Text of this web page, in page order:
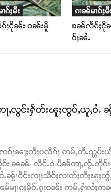
ၵ်ႈမီး
ငိုၼ်း ဝၼ်းမိူ
ၵၢၼ်မၢၵ်ႈမီ
ၶၼ်လႅၵ်ႈငို
ဝ်ႈၼႆႉ
လွင်းႁဵတ်းၽူႈၸွပ်ႇယူႇဝႆႉ ၼႂ်
ႈၼႃႈတီႈပလိၵ်ႈ ဢမ်ႇတီႉၺွပ်း
ၼၼ်ႉ လဵင်ႉဝႆႉပဵၼ်တႃႇၸႂ်ႉတိုဝ်း
းဝဵင်းလႃႈသဵဝ်ႈလၢတ်ႈတီႈၽူႈတွႆႇႁွ
ႃးၵူႈမိုဝ်ႉၵူႈဝၼ်း ဢမ်ႇႁၢႆလႆႈဢ